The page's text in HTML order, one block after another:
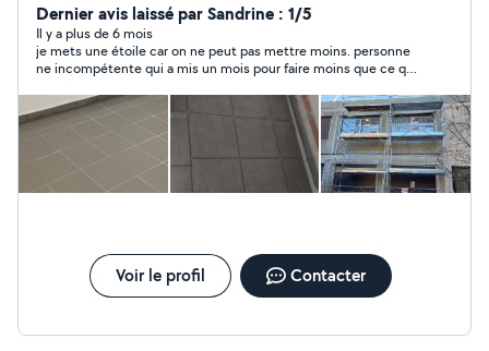
Dernier avis laissé par Sandrine : 1/5
Il y a plus de 6 mois
je mets une étoile car on ne peut pas mettre moins. personne
ne incompétente qui a mis un mois pour faire moins que ce qui
avec plein de défaut et qui ose dire si vous regardez de loin, ça
ne se voit pas .... bref j'ai mis fin a la mission alors quil n'avait
tapissé que la moitié de ma pièce.... A ne pas faire confiance
Voir le profil Contacter